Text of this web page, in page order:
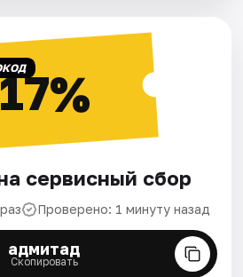
сервисный сбор
Проверено: 1 минуту назад
адмитад
Скопировать